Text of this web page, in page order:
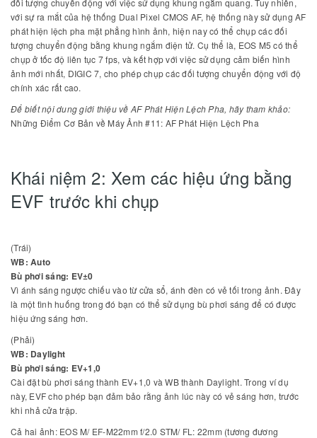
với sự ra mắt của hệ thống Dual Pixel CMOS AF, hệ thống này sử dụng AF
phát hiện lệch pha mặt phẳng hình ảnh, hiện nay có thể chụp các đối
tượng chuyển động bằng khung ngắm điện tử. Cụ thể là, EOS M5 có thể
chụp ở tốc độ liên tục 7 fps, và kết hợp với việc sử dụng cảm biến hình
ảnh mới nhất, DIGIC 7, cho phép chụp các đối tượng chuyển động với độ
chính xác rất cao.
Để biết nội dung giới thiệu về AF Phát Hiện Lệch Pha, hãy tham khảo:
Những Điểm Cơ Bản về Máy Ảnh #11: AF Phát Hiện Lệch Pha
Khái niệm 2: Xem các hiệu ứng bằng
EVF trước khi chụp
(Trái)
WB: Auto
Bù phơi sáng: EV±0
Vì ánh sáng ngược chiếu vào từ cửa sổ, ánh đèn có vẻ tối trong ảnh. Đây
là một tình huống trong đó bạn có thể sử dụng bù phơi sáng để có được
hiệu ứng sáng hơn.
(Phải)
WB: Daylight
Bù phơi sáng: EV+1,0
Cài đặt bù phơi sáng thành EV+1,0 và WB thành Daylight. Trong ví dụ
này, EVF cho phép bạn đảm bảo rằng ảnh lúc này có vẻ sáng hơn, trước
khi nhả cửa trập.
Cả hai ảnh: EOS M/ EF-M22mm f/2.0 STM/ FL: 22mm (tương đương